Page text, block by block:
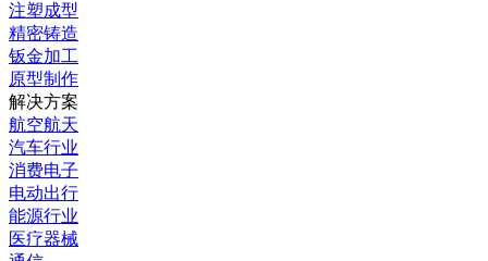
注塑成型
精密铸造
钣金加工
原型制作
解决方案
航空航天
汽车行业
消费电子
电动出行
能源行业
医疗器械